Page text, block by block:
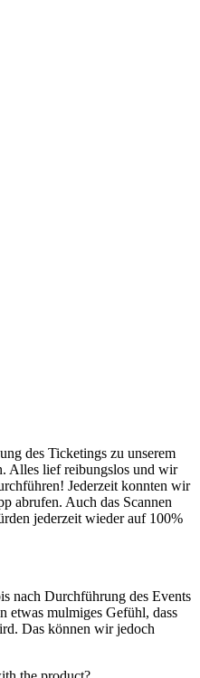
des Ticketings zu unserem
Alles lief reibungslos und wir
Jederzeit konnten wir
abrufen. Auch das Scannen
jederzeit wieder auf 100%
nach Durchführung des Events
etwas mulmiges Gefühl, dass
Das können wir jedoch